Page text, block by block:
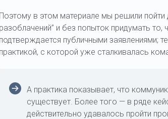
Поэтому в этом материале мы решили пойти
разоблачений” и без попыток придумать то,
подтверждается публичными заявлениями;
практикой, с которой уже сталкивалась
А практика показывает, что
существует. Более того — в ряде
действительно удавалось пройти